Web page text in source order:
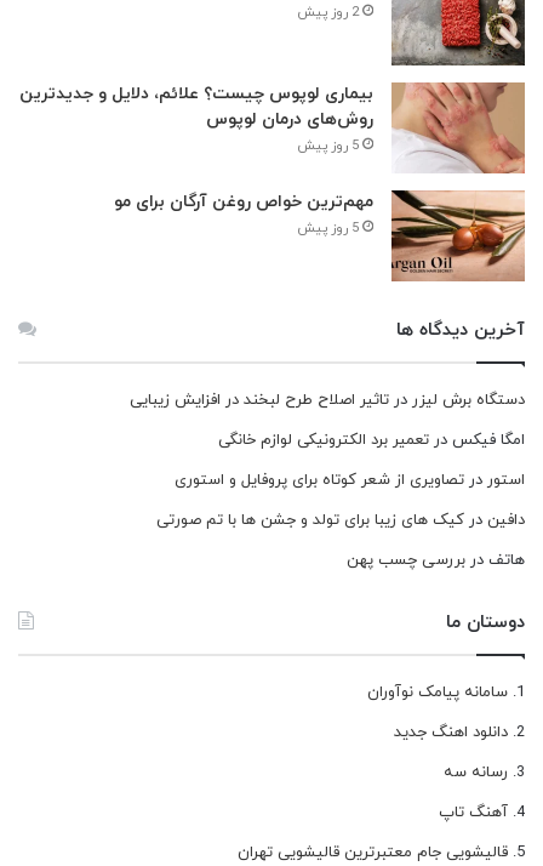
2 روز پیش
بیماری لوپوس چیست؟ علائم، دلایل و جدیدترین
روش‌های درمان لوپوس
5 روز پیش
مهم‌ترین خواص روغن آرگان برای مو
5 روز پیش
آخرین دیدگاه ها
دستگاه برش لیزر در تاثیر اصلاح طرح لبخند در افزایش زیبایی
امگا فیکس در تعمیر برد الکترونیکی لوازم خانگی
استور در تصاویری از شعر کوتاه برای پروفایل و استوری
دافین در کیک های زیبا برای تولد و جشن ها با تم صورتی
هاتف در بررسی چسب پهن
دوستان ما
سامانه پیامک نوآوران
دانلود اهنگ جدید
رسانه سه
آهنگ تاپ
قالیشویی جام معتبرترین قالیشویی تهران